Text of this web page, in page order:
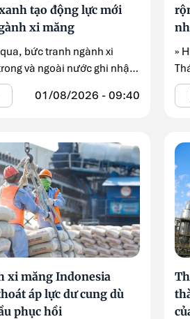
tạo động lực mới
xi măng
bức tranh ngành xi
và ngoài nước ghi nhận
biến ...
01/08/2026 - 09:40
»
...
xi măng Indonesia
áp lực dư cung dù
phục hồi